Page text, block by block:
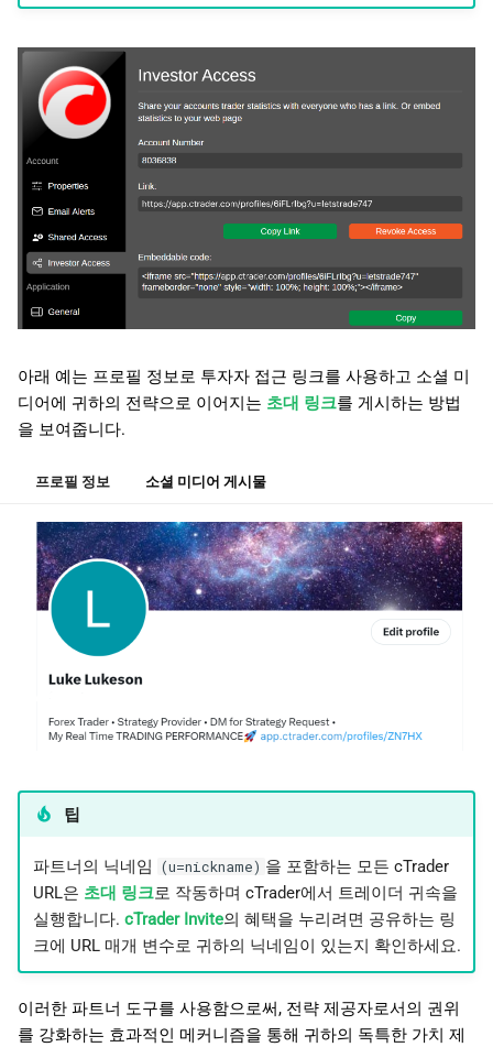
아래 예는 프로필 정보로 투자자 접근 링크를 사용하고 소셜 미
디어에 귀하의 전략으로 이어지는 초대 링크를 게시하는 방법
을 보여줍니다.
프로필 정보 소셜 미디어 게시물
팁
파트너의 닉네임 (u=nickname) 을 포함하는 모든 cTrader
URL은 초대 링크로 작동하며 cTrader에서 트레이더 귀속을
실행합니다. cTrader Invite의 혜택을 누리려면 공유하는 링
크에 URL 매개 변수로 귀하의 닉네임이 있는지 확인하세요.
이러한 파트너 도구를 사용함으로써, 전략 제공자로서의 권위
를 강화하는 효과적인 메커니즘을 통해 귀하의 독특한 가치 제